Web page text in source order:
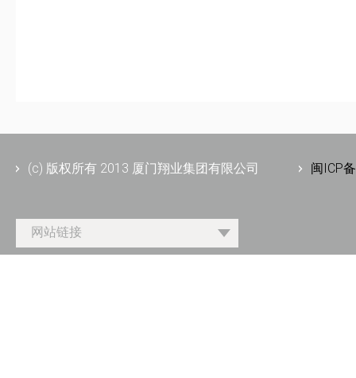
(c) 版权所有 2013 厦门翔业集团有限公司 闽ICP